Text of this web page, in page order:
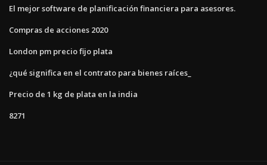
El mejor software de planificación financiera para asesores.
Compras de acciones 2020
London pm precio fijo plata
¿qué significa en el contrato para bienes raíces_
Precio de 1 kg de plata en la india
8271